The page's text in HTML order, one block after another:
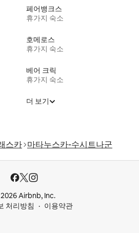
페어뱅크스
휴가지 숙소
호메로스
휴가지 숙소
베어 크릭
휴가지 숙소
더 보기
스카 마타누스카-수시트나군
Airbnb, Inc.
처리방침
이용약관